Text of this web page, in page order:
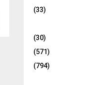
(33)
(30)
(571)
(794)